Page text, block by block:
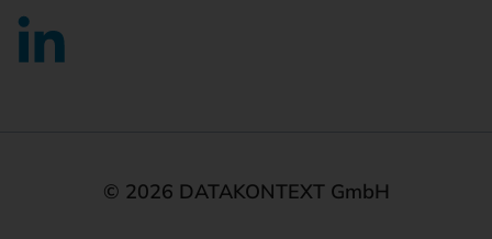
© 2026 DATAKONTEXT GmbH